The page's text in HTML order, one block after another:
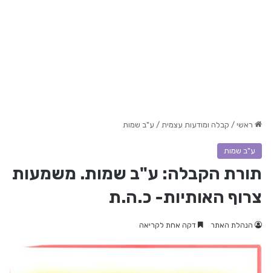
ראשי / קבלה ומודעות עצמית / ע"ב שמות
ע"ב שמות
תורת הקבלה: ע"ב שמות. משמעות
צרוף האותיות- כ.ה.ת
הנהלת האתר דקה אחת לקריאה